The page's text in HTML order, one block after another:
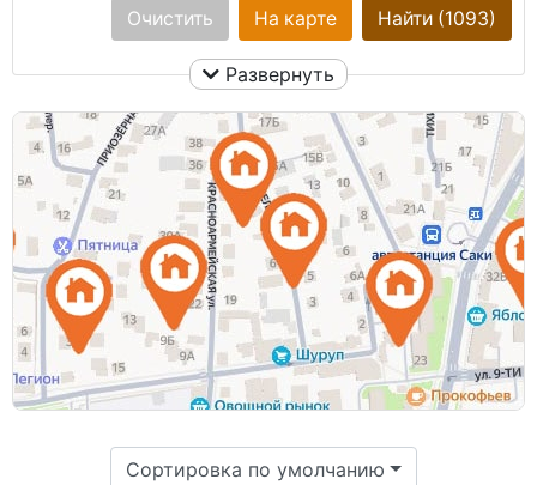
Город: Ничего не выбрано
Площадь общая:
Улица: Ничего не выбрано
Кол. комнат:
Цена:
Этаж:
Найти (1093)
На карте
Очистить
Развернуть
Сортировка по умолчанию